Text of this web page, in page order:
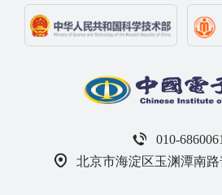
010-
北京市海淀区玉渊潭南